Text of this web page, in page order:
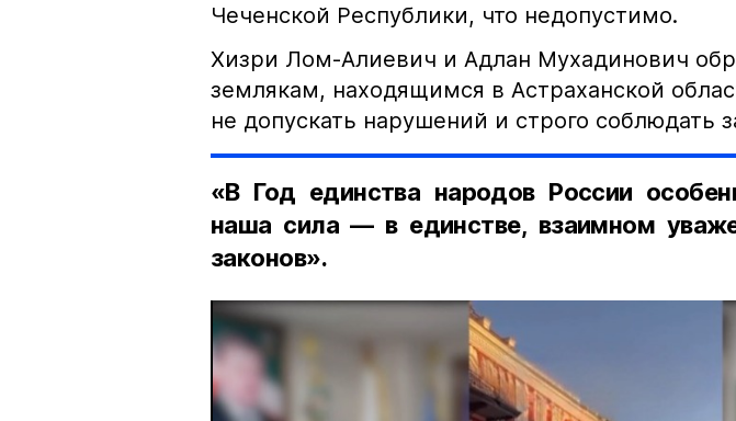
Чеченской Республики, что недопустимо.
Хизри Лом-Алиевич и Адлан Мухадинович
землякам, находящимся в Астраханской
не допускать нарушений и строго соблюдать
«В Год единства народов России
наша сила — в единстве, взаимном
законов».